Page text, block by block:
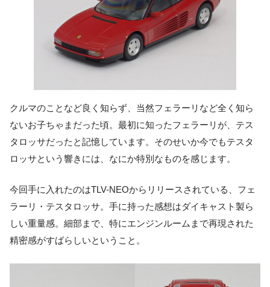
クルマのことなど良く知らず、当然フェラーリなど全く知ら
ないお子ちゃまだった頃。最初に知ったフェラーリが、テス
タロッサだったと記憶しています。そのせいか今でもテスタ
ロッサという響きには、なにか特別なものを感じます。
今回手に入れたのはTLV-NEOからリリースされている、フェ
ラーリ・テスタロッサ。手に持った感想はダイキャスト製ら
しい重量感。細部まで、特にエンジンルームまで再現された
精密感がすばらしいということ。